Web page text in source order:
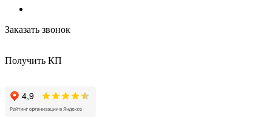
Заказать звонок
Получить КП